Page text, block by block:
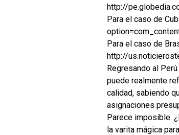
http://
Para el caso de
Para el caso de
http://
Regresando al
puede realmente
calidad, sabiendo
asignaciones
Parece imposible.
la varita mágica